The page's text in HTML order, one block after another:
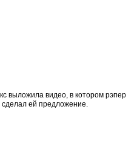
выложила видео, в котором рэпер
сделал ей предложение.